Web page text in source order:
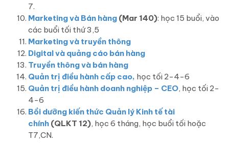
7.
Marketing và Bán hàng (Mar 140): học 15 buổi, vào
các buổi tối thứ 3,5
Marketing và truyền thông
Digital và quảng cáo bán hàng
Truyền thông và bán hàng
Quản trị điều hành cấp cao, học tối 2-4-6
Quản trị điều hành doanh nghiệp – CEO, học tối 2-
4-6
Bồi dưỡng kiến thức Quản lý Kinh tế tài
chính (QLKT 12), học 6 tháng, học buổi tối hoặc
T7,CN.